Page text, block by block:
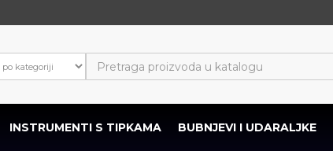
INSTRUMENTI S TIPKAMA BUBNJEVI I UDARALJKE